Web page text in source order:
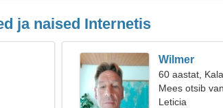
ja naised Internetis
Wilmer
60 aastat,
Mees otsib
Leticia